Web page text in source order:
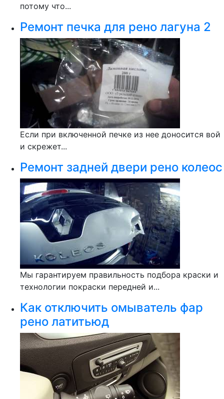
потому что...
Ремонт печка для рено лагуна 2
Если при включенной печке из нее доносится вой
и скрежет...
Ремонт задней двери рено колеос
Мы гарантируем правильность подбора краски и
технологии покраски передней и...
Как отключить омыватель фар
рено латитьюд